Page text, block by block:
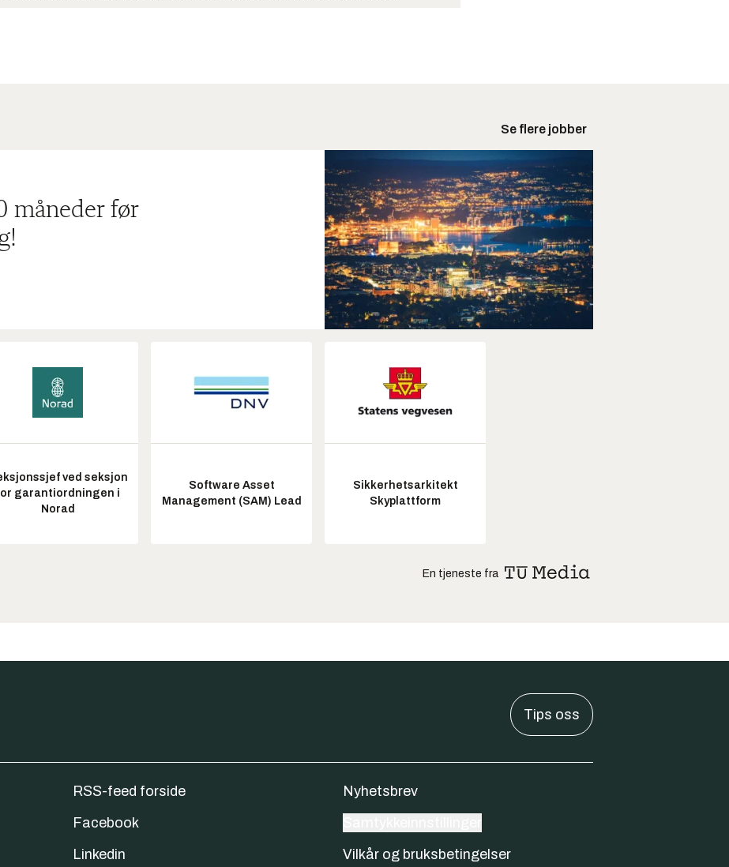
Se flere jobber
måneder før
ved seksjon
garantiordningen i
Norad
Software Asset
Management (SAM) Lead
Sikkerhetsarkitekt
Skyplattform
En tjeneste fra
Tips oss
RSS-feed forside
Facebook
Linkedin
Nyhetsbrev
Vilkår og bruksbetingelser